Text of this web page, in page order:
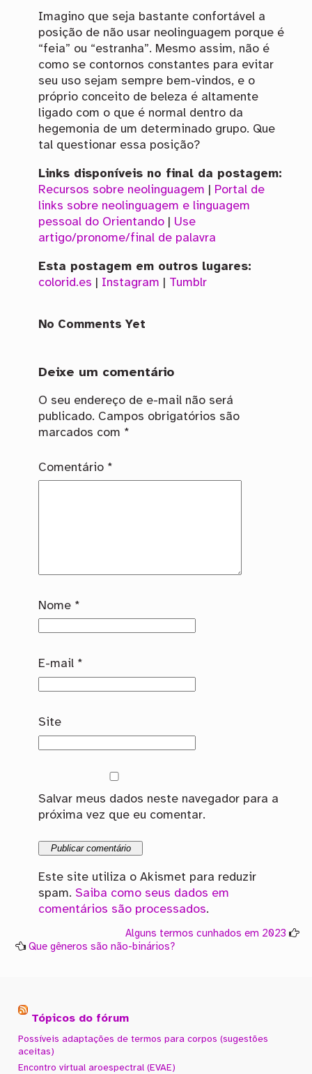
Imagino que seja bastante confortável a
posição de não usar neolinguagem porque é
“feia” ou “estranha”. Mesmo assim, não é
como se contornos constantes para evitar
seu uso sejam sempre bem-vindos, e o
próprio conceito de beleza é altamente
ligado com o que é normal dentro da
hegemonia de um determinado grupo. Que
tal questionar essa posição?
Links disponíveis no final da postagem:
Recursos sobre neolinguagem
Portal de
links sobre neolinguagem e linguagem
pessoal do Orientando
Use
artigo/pronome/final de palavra
Esta postagem em outros lugares:
colorid.es
Instagram Tumblr
No Comments Yet
Deixe um comentário
O seu endereço de e-mail não será
publicado. Campos obrigatórios são
marcados com *
Comentário *
Nome *
E-mail *
Site
Salvar meus dados neste navegador para a
próxima vez que eu comentar.
Este site utiliza o Akismet para reduzir
spam. Saiba como seus dados em
comentários são processados.
Alguns termos cunhados em 2023
Que gêneros são não-binários?
Tópicos do fórum
Possíveis adaptações de termos para corpos (sugestões
aceitas)
Encontro virtual aroespectral (EVAE)